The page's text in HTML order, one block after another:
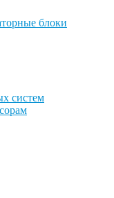
блоки
систем